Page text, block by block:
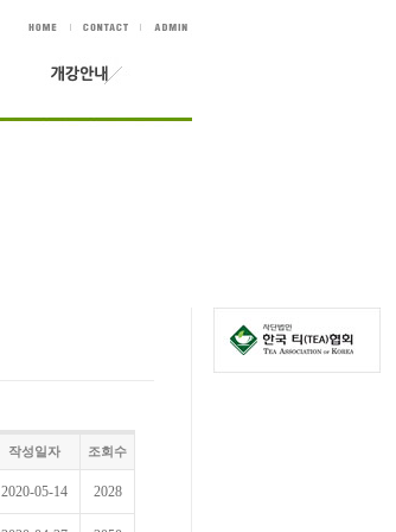
작성일자 조회수
2020-05-14 2028